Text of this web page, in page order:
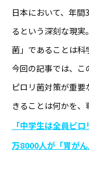
日本において、年
るという深刻な現実
菌」であることは科
今回の記事では、
ピロリ菌対策が重
きることは何かを、
「中学生は全員ピ
万8000人が「胃が